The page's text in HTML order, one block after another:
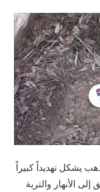
يشكل تهديداً كبيراً
الأنهار والتربة